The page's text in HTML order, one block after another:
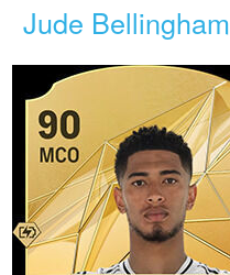
Jude Bellingham